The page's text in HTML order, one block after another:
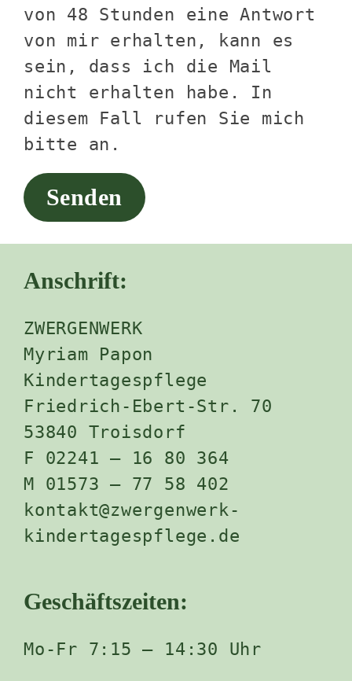
von 48 Stunden eine Antwort
von mir erhalten, kann es
sein, dass ich die Mail
nicht erhalten habe. In
diesem Fall rufen Sie mich
bitte an.
Anschrift:
ZWERGENWERK
Myriam Papon
Kindertagespflege
Friedrich-Ebert-Str. 70
53840 Troisdorf
F 02241 – 16 80 364
M 01573 – 77 58 402
kontakt@zwergenwerk-
kindertagespflege.de
Geschäftszeiten:
Mo-Fr 7:15 – 14:30 Uhr